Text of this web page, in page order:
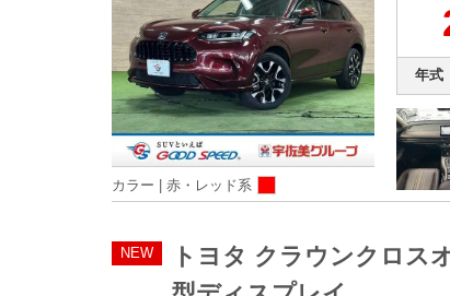
カラー | 赤・レッド系
年式
NEW
トヨタ クラウンクロス